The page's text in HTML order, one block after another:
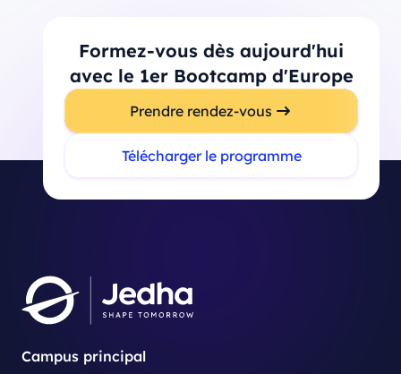
Formez-vous dès aujourd'hui
avec le 1er Bootcamp d'Europe
Prendre rendez-vous
Télécharger le programme
Campus principal